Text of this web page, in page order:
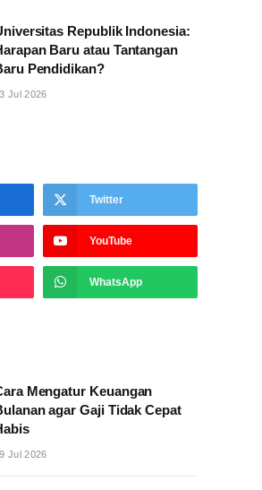
Republik Indonesia:
Baru atau Tantangan
Pendidikan?
Jul 2026
Twitter
YouTube
WhatsApp
Mengatur Keuangan
agar Gaji Tidak Cepat
Jul 2026